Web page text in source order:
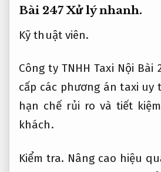
Bài 247Xử lý nhanh.
Kỹ thuật viên.
Công ty TNHH Taxi Nội Bài
cấp các phương án taxi uy
hạn chế rủi ro và tiết
khách.
Kiểm tra. Nâng cao hiệu